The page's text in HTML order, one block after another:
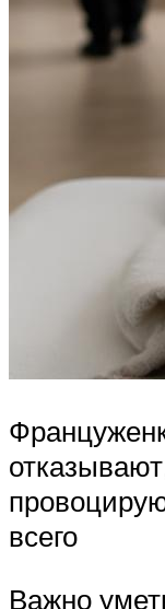
всего
Важно